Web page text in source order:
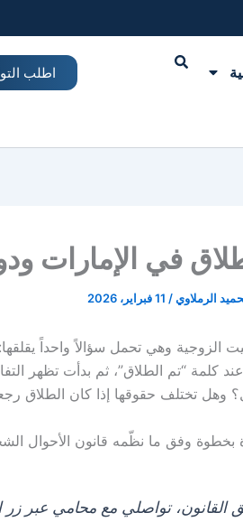
اطلب
في الإمارات
الرملاوي/ 11 فبراير، 2026
وهي تحمل سؤالاً واحداً يقلقها:
كلمة “تم الطلاق”، ثم بدأت تظهر
تختلف حقوقها إذا كان الطلاق
بخطوة وفق ما نظّمه قانون الأحوال
القانون، تواصلي مع محامي عبر